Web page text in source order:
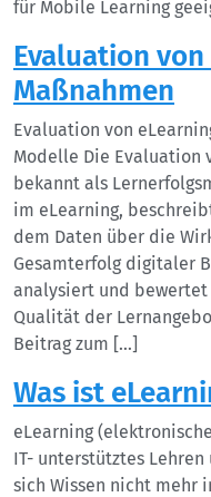
für Mobile Learning
Evaluation
Maßnahmen
Evaluation von
Modelle Die Evaluation
bekannt als
im eLearning,
dem Daten über die
Gesamterfolg digitaler
analysiert und bewertet
Qualität der
Beitrag zum […]
Was ist
eLearning
IT- unterstütztes
sich Wissen nicht mehr